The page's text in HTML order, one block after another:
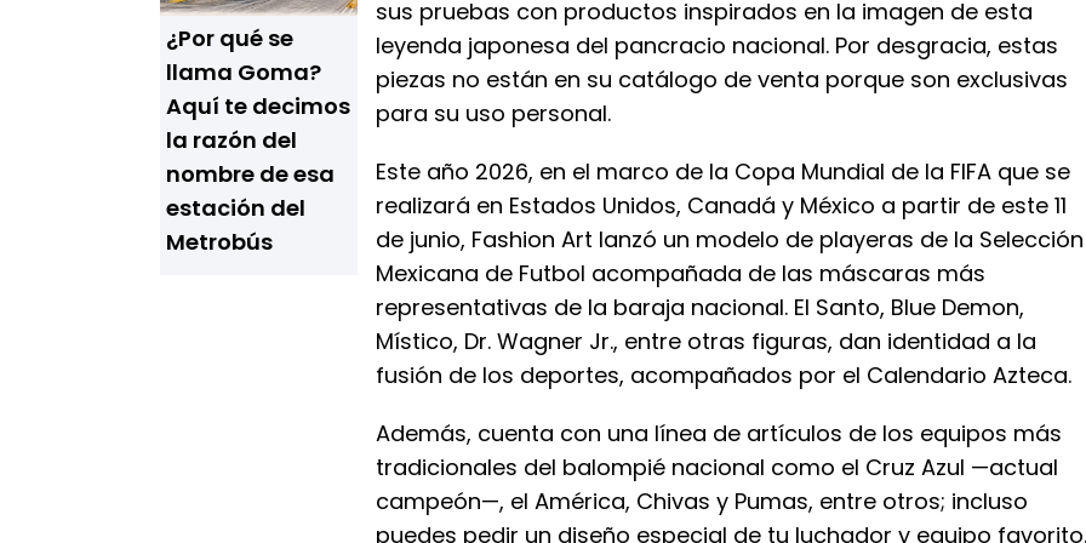
¿Por qué se
llama Goma?
Aquí te decimos
la razón del
nombre de esa
estación del
Metrobús
sus pruebas con productos inspirados en la imagen de esta
leyenda japonesa del pancracio nacional. Por desgracia, estas
piezas no están en su catálogo de venta porque son exclusivas
para su uso personal.
Este año 2026, en el marco de la Copa Mundial de la FIFA que se
realizará en Estados Unidos, Canadá y México a partir de este 11
de junio, Fashion Art lanzó un modelo de playeras de la Selección
Mexicana de Futbol acompañada de las máscaras más
representativas de la baraja nacional. El Santo, Blue Demon,
Místico, Dr. Wagner Jr., entre otras figuras, dan identidad a la
fusión de los deportes, acompañados por el Calendario Azteca.
Además, cuenta con una línea de artículos de los equipos más
tradicionales del balompié nacional como el Cruz Azul —actual
campeón—, el América, Chivas y Pumas, entre otros; incluso
puedes pedir un diseño especial de tu luchador y equipo favorito.